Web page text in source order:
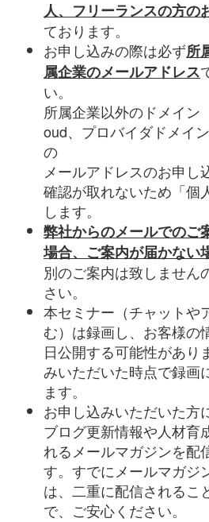
人、フリーランスの方の
ております。
お申し込みの際は必ず所
属企業のメールアドレス
い。
所属企業以外のドメイン
oud、プロバイダドメイ
の
メールアドレスのお申し
確認が取れないため「個
します。
弊社からのメールでのご
場合、ご案内が届かない
別のご案内は致しません
さい。
本セミナー（チャットや
む）は録画し、お客様の
日公開する可能性があり
みいただいた時点で録画
ます。
お申し込みいただいた方
ブログ更新情報や人材育
れるメールマガジンを配
す。すでにメールマガジ
は、二重に配信されるこ
で、ご安心ください。